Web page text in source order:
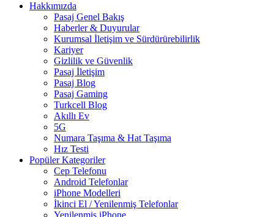
Hakkımızda
Pasaj Genel Bakış
Haberler & Duyurular
Kurumsal İletişim ve Sürdürürebilirlik
Kariyer
Gizlilik ve Güvenlik
Pasaj İletişim
Pasaj Blog
Pasaj Gaming
Turkcell Blog
Akıllı Ev
5G
Numara Taşıma & Hat Taşıma
Hız Testi
Popüler Kategoriler
Cep Telefonu
Android Telefonlar
iPhone Modelleri
İkinci El / Yenilenmiş Telefonlar